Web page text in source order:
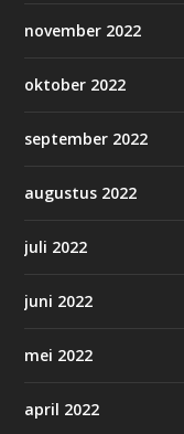
november 2022
oktober 2022
september 2022
augustus 2022
juli 2022
juni 2022
mei 2022
april 2022